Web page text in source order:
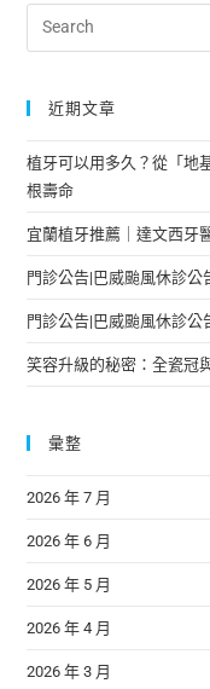
近期文章
植牙可以用多久？從「地
根壽命
宜蘭植牙推薦｜達文西牙
門診公告|巴威颱風休診公
門診公告|巴威颱風休診公
笑容升級的秘密：全瓷冠
彙整
2026 年 7 月
2026 年 6 月
2026 年 5 月
2026 年 4 月
2026 年 3 月